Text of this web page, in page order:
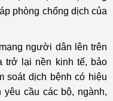
phòng chống dịch của
người dân lên trên
trở lại nền kinh tế, bảo
soát dịch bệnh có hiệu
cầu các bộ, ngành,